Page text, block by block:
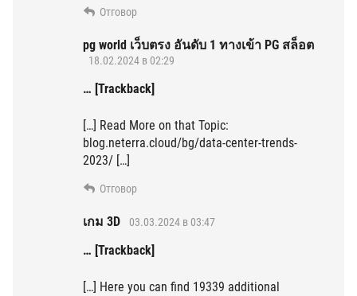
Отговор
pg world เว็บตรง อันดับ 1 ทางเข้า PG สล็อต
18.02.2024 в 02:29
… [Trackback]
[…] Read More on that Topic:
blog.neterra.cloud/bg/data-center-trends-
2023/ […]
Отговор
เกม 3D 03.03.2024 в 03:47
… [Trackback]
[…] Here you can find 19339 additional